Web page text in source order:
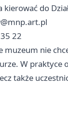
do
22
nie
W praktyce
także